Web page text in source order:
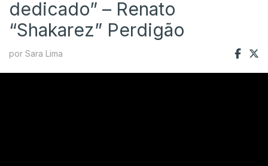
dedicado” – Renato
“Shakarez” Perdigão
por Sara Lima